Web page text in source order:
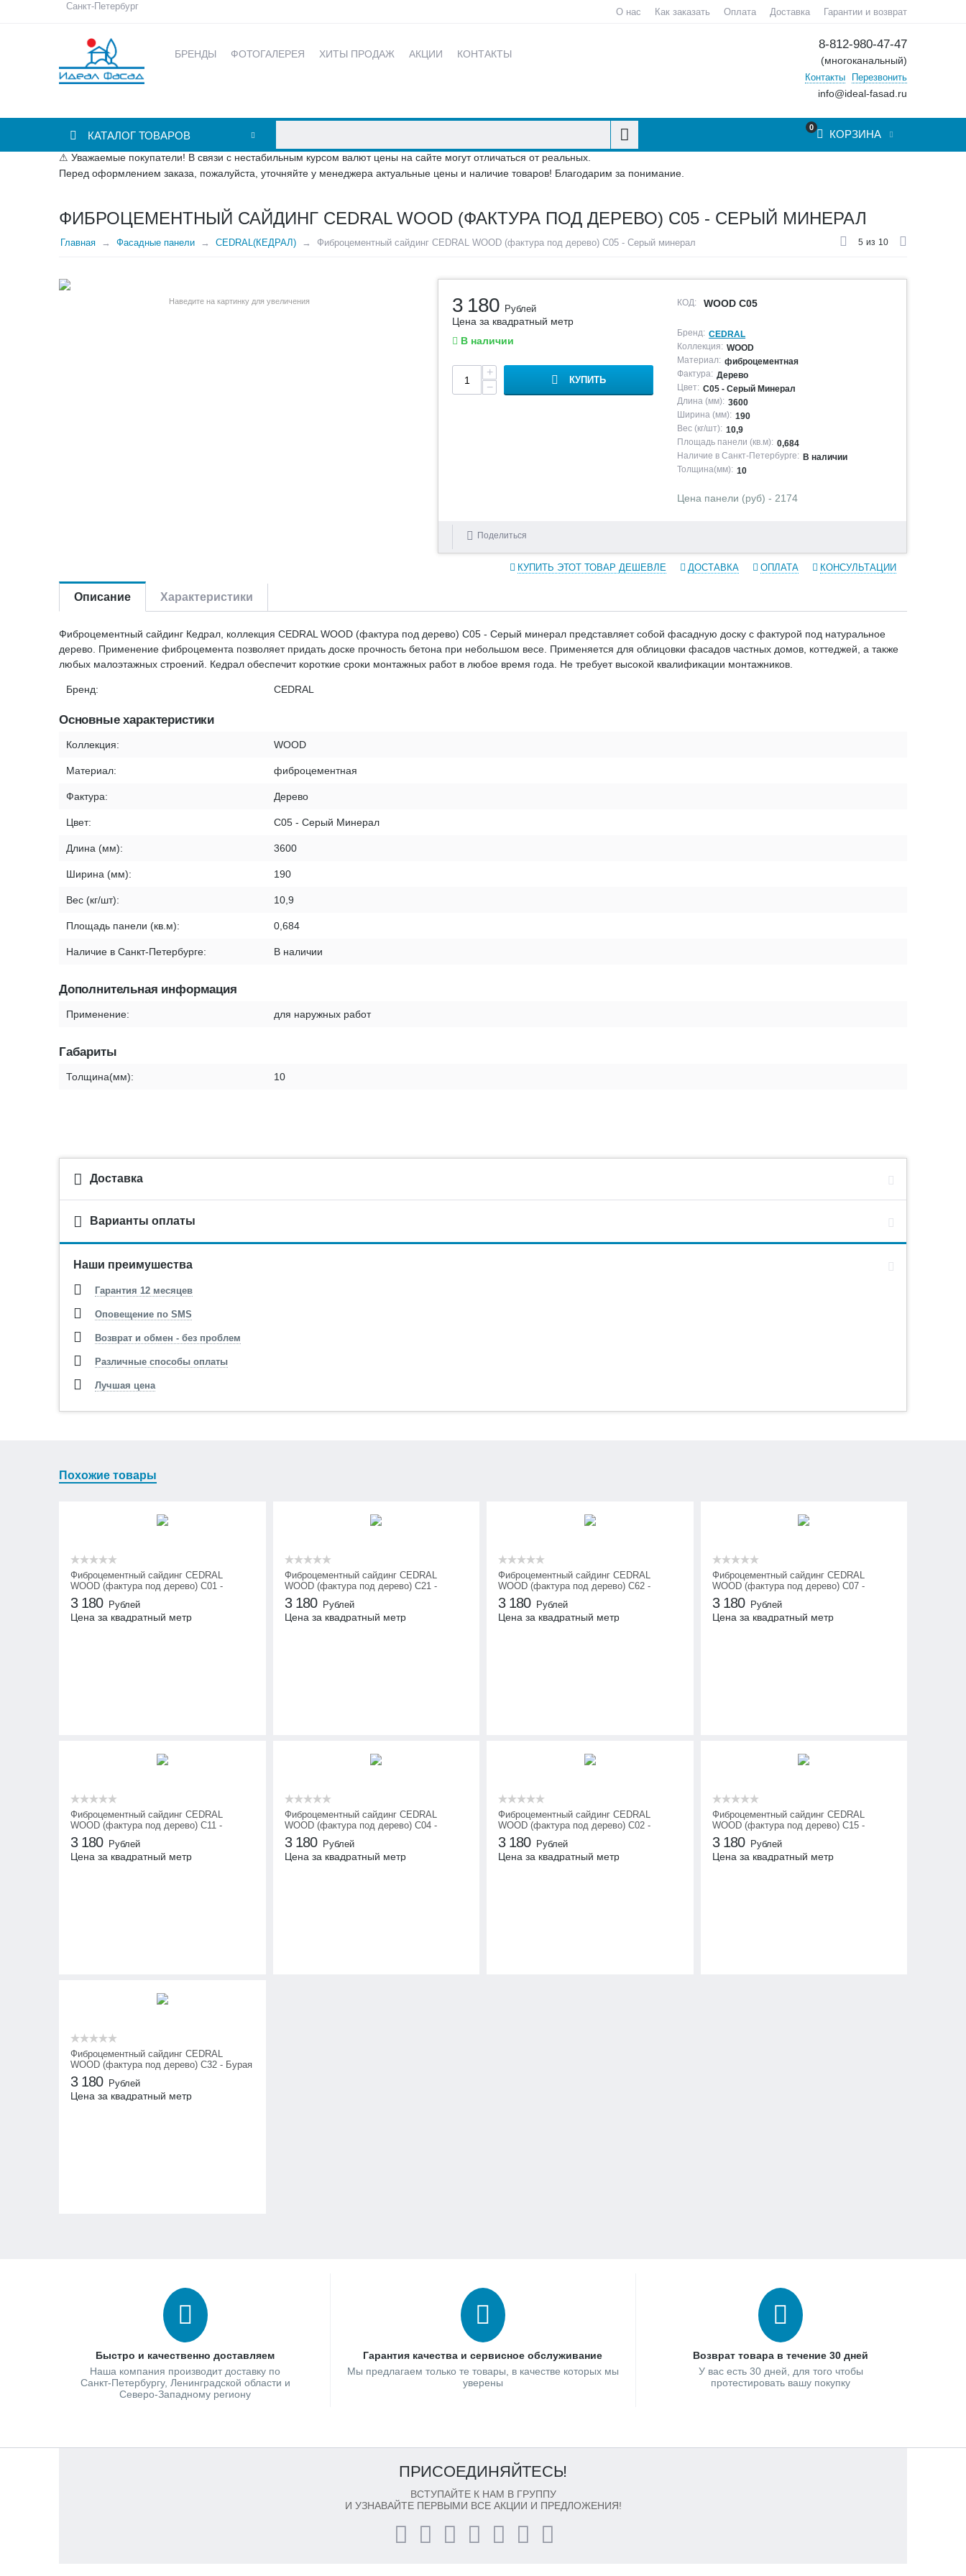
Санкт-Петербург
О нас Как заказать Оплата Доставка Гарантии и возврат
БРЕНДЫ ФОТОГАЛЕРЕЯ ХИТЫ ПРОДАЖ АКЦИИ КОНТАКТЫ
8-812-980-47-47
(многоканальный)
Контакты Перезвонить
info@ideal-fasad.ru
КАТАЛОГ ТОВАРОВ
0
КОРЗИНА
⚠ Уважаемые покупатели! В связи с нестабильным курсом валют цены на сайте могут отличаться от реальных.
Перед оформлением заказа, пожалуйста, уточняйте у менеджера актуальные цены и наличие товаров! Благодарим за понимание.
ФИБРОЦЕМЕНТНЫЙ САЙДИНГ CEDRAL WOOD (ФАКТУРА ПОД ДЕРЕВО) С05 - СЕРЫЙ МИНЕРАЛ
Главная Фасадные панели CEDRAL(КЕДРАЛ) Фиброцементный сайдинг CEDRAL WOOD (фактура под дерево) С05 - Серый минерал 5 из 10
Наведите на картинку для увеличения 3 180 Рублей
Цена за квадратный метр
В наличии
+
−
КУПИТЬ
КОД: WOOD C05
Бренд: CEDRAL
Коллекция: WOOD
Материал: фиброцементная
Фактура: Дерево
Цвет: С05 - Серый Минерал
Длина (мм): 3600
Ширина (мм): 190
Вес (кг/шт): 10,9
Площадь панели (кв.м): 0,684
Наличие в Санкт-Петербурге: В наличии
Толщина(мм): 10
Цена панели (руб) - 2174
Поделиться
КУПИТЬ ЭТОТ ТОВАР ДЕШЕВЛЕ ДОСТАВКА ОПЛАТА КОНСУЛЬТАЦИИ
Описание Характеристики
Фиброцементный сайдинг Кедрал, коллекция CEDRAL WOOD (фактура под дерево) С05 - Серый минерал представляет собой фасадную доску с фактурой под натуральное
дерево. Применение фиброцемента позволяет придать доске прочность бетона при небольшом весе. Применяется для облицовки фасадов частных домов, коттеджей, а также
любых малоэтажных строений. Кедрал обеспечит короткие сроки монтажных работ в любое время года. Не требует высокой квалификации монтажников.
Бренд: CEDRAL
Основные характеристики
Коллекция: WOOD
Материал: фиброцементная
Фактура: Дерево
Цвет: С05 - Серый Минерал
Длина (мм): 3600
Ширина (мм): 190
Вес (кг/шт): 10,9
Площадь панели (кв.м): 0,684
Наличие в Санкт-Петербурге: В наличии
Дополнительная информация
Применение: для наружных работ
Габариты
Толщина(мм): 10
Доставка
Варианты оплаты
Наши преимушества
Гарантия 12 месяцев
Оповещение по SMS
Возврат и обмен - без проблем
Различные способы оплаты
Лучшая цена
Похожие товары
Фиброцементный сайдинг CEDRAL
WOOD (фактура под дерево) С01 -
Белый минерал
3 180 Рублей
Цена за квадратный метр
Фиброцементный сайдинг CEDRAL
WOOD (фактура под дерево) С21 -
Коричневая глина
3 180 Рублей
Цена за квадратный метр
Фиброцементный сайдинг CEDRAL
WOOD (фактура под дерево) C62 -
Голубой океан
3 180 Рублей
Цена за квадратный метр
Фиброцементный сайдинг CEDRAL
WOOD (фактура под дерево) С07 -
Зимний лес
3 180 Рублей
Цена за квадратный метр
Фиброцементный сайдинг CEDRAL
WOOD (фактура под дерево) С11 -
Золотой песок
3 180 Рублей
Цена за квадратный метр
Фиброцементный сайдинг CEDRAL
WOOD (фактура под дерево) С04 -
Ночной лес
3 180 Рублей
Цена за квадратный метр
Фиброцементный сайдинг CEDRAL
WOOD (фактура под дерево) С02 -
Солнечный лес
3 180 Рублей
Цена за квадратный метр
Фиброцементный сайдинг CEDRAL
WOOD (фактура под дерево) С15 -
Северный океан
3 180 Рублей
Цена за квадратный метр
Фиброцементный сайдинг CEDRAL
WOOD (фактура под дерево) С32 - Бурая
земля
3 180 Рублей
Цена за квадратный метр
Быстро и качественно доставляем
Наша компания производит доставку по
Санкт-Петербургу, Ленинградской области и
Северо-Западному региону
Гарантия качества и сервисное обслуживание
Мы предлагаем только те товары, в качестве которых мы
уверены
Возврат товара в течение 30 дней
У вас есть 30 дней, для того чтобы
протестировать вашу покупку
ПРИСОЕДИНЯЙТЕСЬ!
ВСТУПАЙТЕ К НАМ В ГРУППУ
И УЗНАВАЙТЕ ПЕРВЫМИ ВСЕ АКЦИИ И ПРЕДЛОЖЕНИЯ!